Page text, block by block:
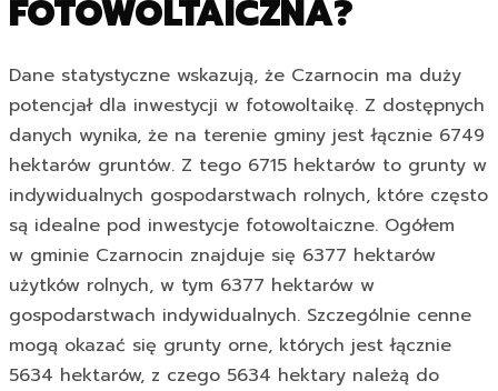
FOTOWOLTAICZNA?
Dane statystyczne wskazują, że Czarnocin ma duży
potencjał dla inwestycji w fotowoltaikę. Z dostępnych
danych wynika, że na terenie gminy jest łącznie 6749
hektarów gruntów. Z tego 6715 hektarów to grunty w
indywidualnych gospodarstwach rolnych, które często
są idealne pod inwestycje fotowoltaiczne. Ogółem
w gminie Czarnocin znajduje się 6377 hektarów
użytków rolnych, w tym 6377 hektarów w
gospodarstwach indywidualnych. Szczególnie cenne
mogą okazać się grunty orne, których jest łącznie
5634 hektarów, z czego 5634 hektary należą do